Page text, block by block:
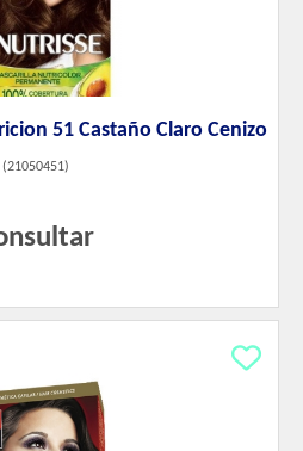
51 Castaño Claro Cenizo
(21050451)